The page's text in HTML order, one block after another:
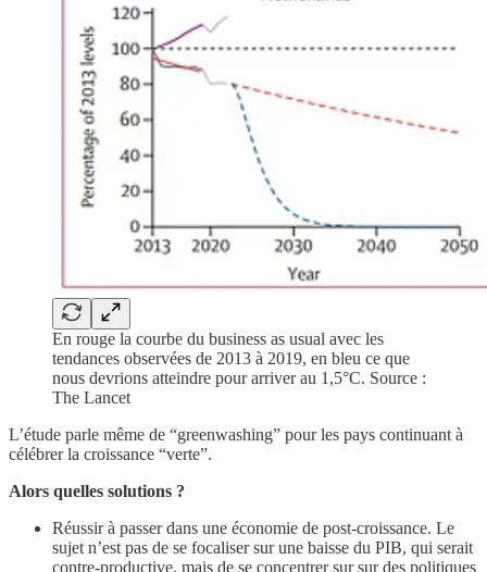
En rouge la courbe du business as usual avec les
tendances observées de 2013 à 2019, en bleu ce que
nous devrions atteindre pour arriver au 1,5°C. Source :
The Lancet
L’étude parle même de “greenwashing” pour les pays continuant à
célébrer la croissance “verte”.
Alors quelles solutions ?
Réussir à passer dans une économie de post-croissance. Le
sujet n’est pas de se focaliser sur une baisse du PIB, qui serait
contre-productive, mais de se concentrer sur sur des politiques